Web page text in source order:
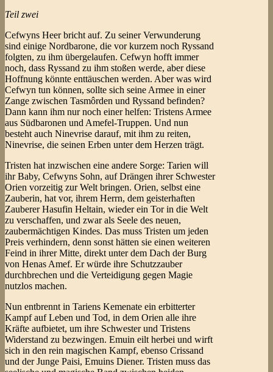
Teil zwei
Cefwyns Heer bricht auf. Zu seiner Verwunderung
sind einige Nordbarone, die vor kurzem noch Ryssand
folgten, zu ihm übergelaufen. Cefwyn hofft immer
noch, dass Ryssand zu ihm stoßen werde, aber diese
Hoffnung könnte enttäuschen werden. Aber was wird
Cefwyn tun können, sollte sich seine Armee in einer
Zange zwischen Tasmôrden und Ryssand befinden?
Dann kann ihm nur noch einer helfen: Tristens Armee
aus Südbaronen und Amefel-Truppen. Und nun
besteht auch Ninevrise darauf, mit ihm zu reiten,
Ninevrise, die seinen Erben unter dem Herzen trägt.
Tristen hat inzwischen eine andere Sorge: Tarien will
ihr Baby, Cefwyns Sohn, auf Drängen ihrer Schwester
Orien vorzeitig zur Welt bringen. Orien, selbst eine
Zauberin, hat vor, ihrem Herrn, dem geisterhaften
Zauberer Hasufin Heltain, wieder ein Tor in die Welt
zu verschaffen, und zwar als Seele des neuen,
zaubermächtigen Kindes. Das muss Tristen um jeden
Preis verhindern, denn sonst hätten sie einen weiteren
Feind in ihrer Mitte, direkt unter dem Dach der Burg
von Henas Amef. Er würde ihre Schutzzauber
durchbrechen und die Verteidigung gegen Magie
nutzlos machen.
Nun entbrennt in Tariens Kemenate ein erbitterter
Kampf auf Leben und Tod, in dem Orien alle ihre
Kräfte aufbietet, um ihre Schwester und Tristens
Widerstand zu bezwingen. Emuin eilt herbei und wirft
sich in den rein magischen Kampf, ebenso Crissand
und der Junge Paisi, Emuins Diener. Tristen muss das